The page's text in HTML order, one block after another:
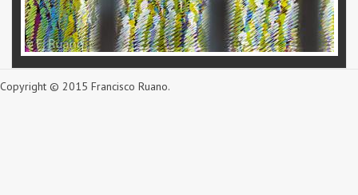
Copyright © 2015 Francisco Ruano.